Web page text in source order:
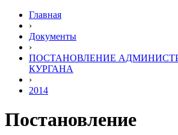
Главная
›
Документы
›
ПОСТАНОВЛЕНИЕ
КУРГАНА
›
2014
Постановление